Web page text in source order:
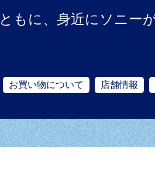
もに、身近にソニー
お買い物について 店舗情報